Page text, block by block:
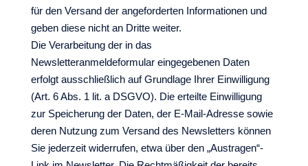
für den Versand der angeforderten Informationen und
geben diese nicht an Dritte weiter.
Die Verarbeitung der in das
Newsletteranmeldeformular eingegebenen Daten
erfolgt ausschließlich auf Grundlage Ihrer Einwilligung
(Art. 6 Abs. 1 lit. a DSGVO). Die erteilte Einwilligung
zur Speicherung der Daten, der E-Mail-Adresse sowie
deren Nutzung zum Versand des Newsletters können
Sie jederzeit widerrufen, etwa über den „Austragen“-